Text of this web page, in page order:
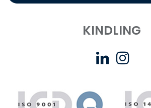
KINDLING